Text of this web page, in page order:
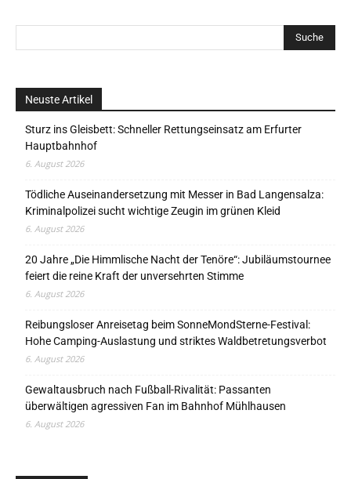
Neuste Artikel
Sturz ins Gleisbett: Schneller Rettungseinsatz am Erfurter
Hauptbahnhof
6. August 2026
Tödliche Auseinandersetzung mit Messer in Bad Langensalza:
Kriminalpolizei sucht wichtige Zeugin im grünen Kleid
6. August 2026
20 Jahre „Die Himmlische Nacht der Tenöre“: Jubiläumstournee
feiert die reine Kraft der unversehrten Stimme
6. August 2026
Reibungsloser Anreisetag beim SonneMondSterne-Festival:
Hohe Camping-Auslastung und striktes Waldbetretungsverbot
6. August 2026
Gewaltausbruch nach Fußball-Rivalität: Passanten
überwältigen agressiven Fan im Bahnhof Mühlhausen
6. August 2026